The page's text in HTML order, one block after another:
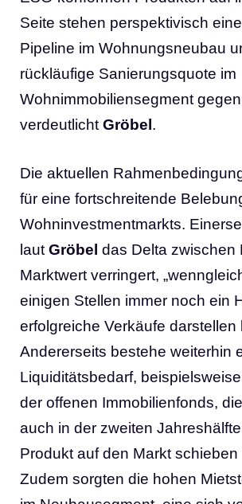
Seite stehen perspektivisch
Pipeline im Wohnungsneubau
rückläufige Sanierungsquote im
Wohnimmobiliensegment
verdeutlichtGröbel .
Die aktuellen
für eine fortschreitende
Wohninvestmentmarkts.
laut Gröbel das Delta zwischen
Marktwert verringert,
einigen Stellen immer noch ein
erfolgreiche Verkäufe darstellen
Andererseits bestehe weiterhin
Liquiditätsbedarf,
der offenen Immobilienfonds,
auch in der zweiten
Produkt auf den Markt schieben
Zudem sorgten die hohen